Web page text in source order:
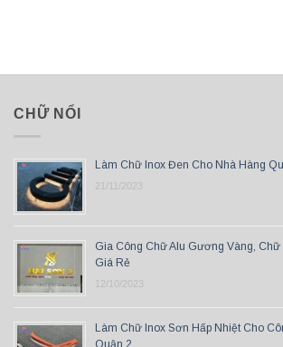
CHỮ NỔI
Làm Chữ Inox Đen Cho Nhà Hàng
21/11/2023
Gia Công Chữ Alu Gương Vàng,
Giá Rẻ
12/10/2023
Làm Chữ Inox Sơn Hấp Nhiệt Cho
Quận 2